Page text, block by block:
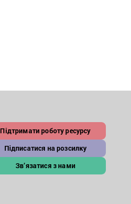
Підтримати роботу ресурсу
Підписатися на розсилку
Зв’язатися з нами